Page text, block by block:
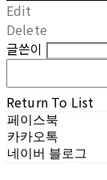
Edit
Delete
글쓴이
Return To List
페이스북
카카오톡
네이버 블로그